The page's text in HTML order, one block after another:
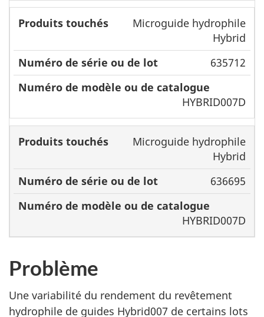
Microguide hydrophile
Hybrid
635712
HYBRID007D
Microguide hydrophile
Hybrid
636695
HYBRID007D
Problème
Une variabilité du rendement du revêtement
hydrophile de guides Hybrid007 de certains lots